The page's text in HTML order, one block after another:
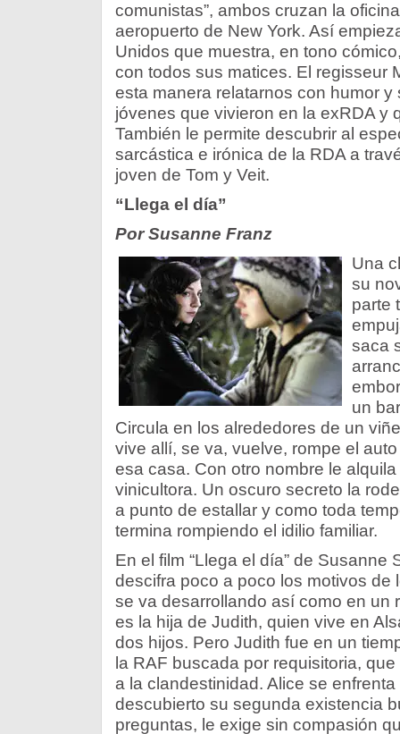
comunistas”, ambos cruzan la
aeropuerto de New York. Así
Unidos que muestra, en tono
con todos sus matices. El regisseur
esta manera relatarnos con humor
jóvenes que vivieron en la exRDA y
También le permite descubrir al
sarcástica e irónica de la RDA a
joven de Tom y Veit.
“Llega el día”
Por Susanne Franz
Una
su
parte
saca
un
Circula en los alrededores de un
vive allí, se va, vuelve, rompe el
esa casa. Con otro nombre le
vinicultora. Un oscuro secreto la
a punto de estallar y como toda
termina rompiendo el idilio familiar.
En el film “Llega el día” de Susanne
descifra poco a poco los motivos de
se va desarrollando así como en un
es la hija de Judith, quien vive en
dos hijos. Pero Judith fue en un
la RAF buscada por requisitoria,
a la clandestinidad. Alice se
descubierto su segunda existencia
preguntas, le exige sin compasión